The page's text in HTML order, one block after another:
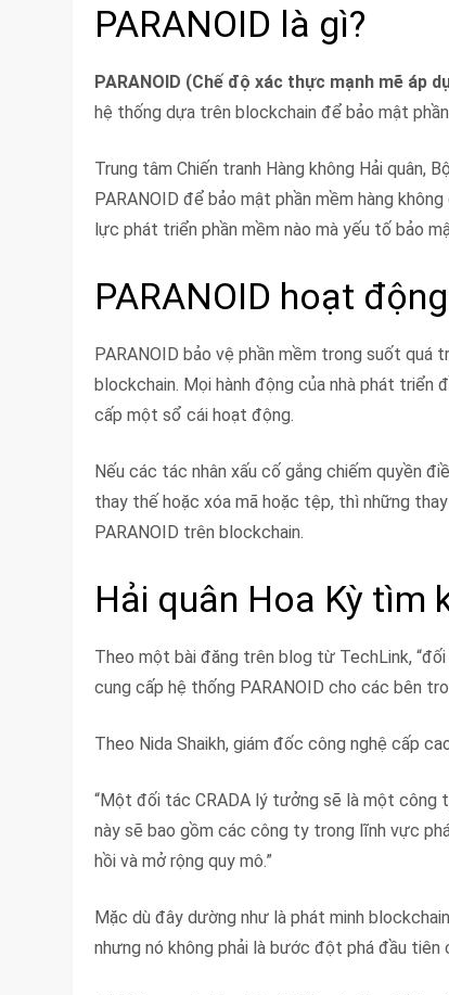
PARANOID là gì?
PARANOID (Chế độ xác thực mạnh mẽ áp
hệ thống dựa trên blockchain để bảo mật
Trung tâm Chiến tranh Hàng không Hải quân,
PARANOID để bảo mật phần mềm hàng
lực phát triển phần mềm nào mà yếu tố bảo
PARANOID hoạt
PARANOID bảo vệ phần mềm trong suốt
blockchain. Mọi hành động của nhà phát triển
cấp một sổ cái hoạt động.
Nếu các tác nhân xấu cố gắng chiếm quyền
thay thế hoặc xóa mã hoặc tệp, thì những
PARANOID trên blockchain.
Hải quân Hoa Kỳ tìm
Theo một bài đăng trên blog từ TechLink, “đối
cung cấp hệ thống PARANOID cho các bên
Theo Nida Shaikh, giám đốc công nghệ cấp
“Một đối tác CRADA lý tưởng sẽ là một công
này sẽ bao gồm các công ty trong lĩnh vực
hồi và mở rộng quy mô.”
Mặc dù đây dường như là phát minh
nhưng nó không phải là bước đột phá đầu tiên